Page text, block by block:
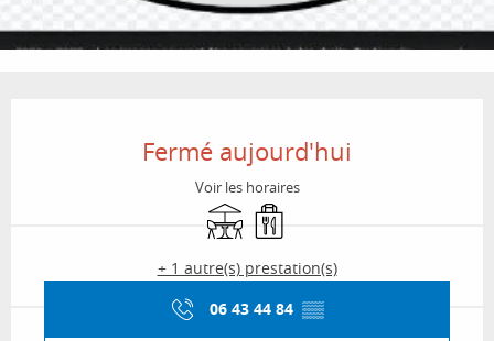
Fermé aujourd'hui
Voir les horaires
TerrasseVente à emporter
+ 1 autre(s) prestation(s)
06 43 44 84 ▒▒